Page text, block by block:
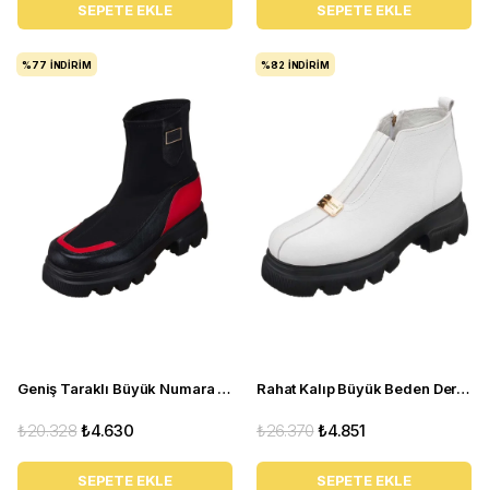
SEPETE EKLE SEPETE EKLE
Geniş Taraklı Büyük Numara Kadın BOT Gaye0605 siyah
₺4.630
₺20.328
SEPETE EKLE
%77 İNDIRIM
Rahat Kalıp Büyük Beden Deri Kadın Bot GS1313 Beyaz
₺4.851
₺26.370
SEPETE EKLE
%82 İNDIRIM